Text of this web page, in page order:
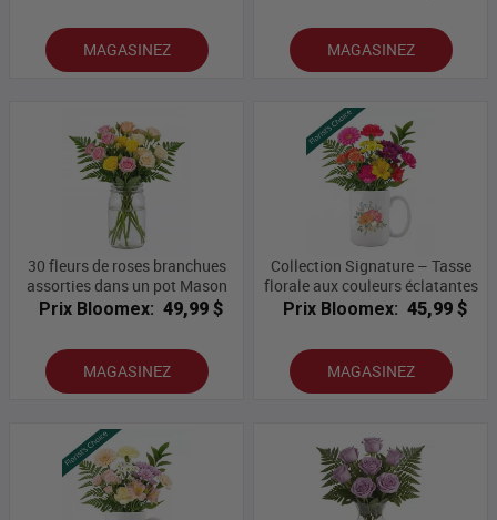
MAGASINEZ MAGASINEZ
30 fleurs de roses branchues
assorties dans un pot Mason
Prix Bloomex: 49,99 $
MAGASINEZ
Collection Signature – Tasse
florale aux couleurs éclatantes
Prix Bloomex: 45,99 $
MAGASINEZ